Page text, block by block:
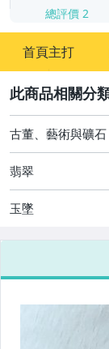
總評價 2
首頁主打
其它
[全店] 周年慶
[全店] 粉絲專享
古董、藝術與礦石
翡翠
玉墜